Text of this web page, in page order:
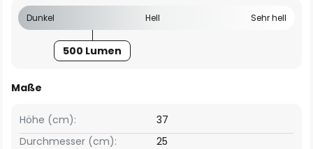
Dunkel Hell Sehr hell
500 Lumen
Maße
Höhe (cm):
37
Durchmesser (cm):
25